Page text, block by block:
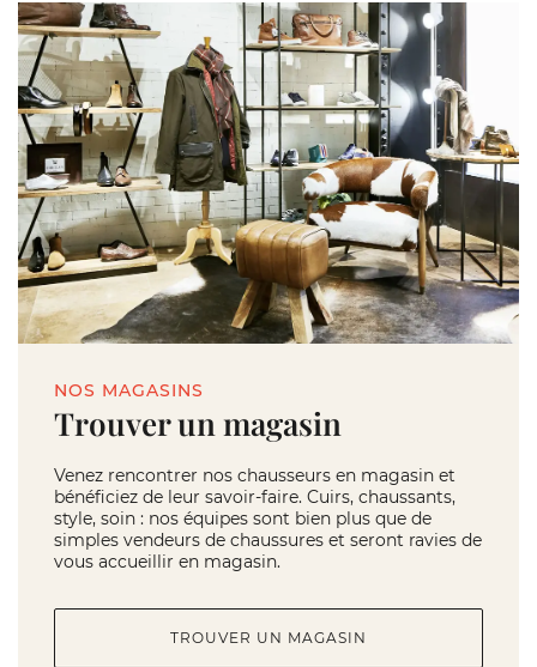
NOS MAGASINS
Trouver un magasin
Venez rencontrer nos chausseurs en magasin et
bénéficiez de leur savoir-faire. Cuirs, chaussants,
style, soin : nos équipes sont bien plus que de
simples vendeurs de chaussures et seront ravies de
vous accueillir en magasin.
TROUVER UN MAGASIN